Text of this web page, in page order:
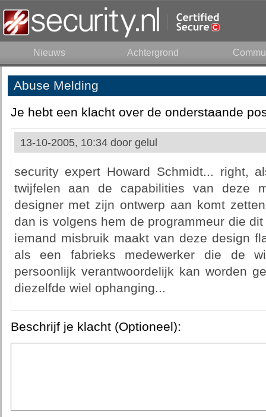
Nieuws Achtergrond
Abuse Melding
Je hebt een klacht over de onderstaande
13-10-2005, 10:34 door gelul
security expert Howard Schmidt... right,
twijfelen aan de capabilities van deze
designer met zijn ontwerp aan komt
dan is volgens hem de programmeur die
iemand misbruik maakt van deze design
als een fabrieks medewerker die de
persoonlijk verantwoordelijk kan worden
diezelfde wiel ophanging...
Beschrijf je klacht (Optioneel):